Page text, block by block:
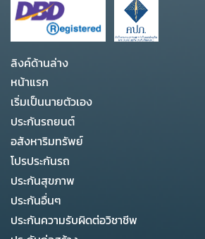
ลิงค์ด้านล่าง
หน้าแรก
เริ่มเป็นนายตัวเอง
ประกันรถยนต์
อสังหาริมทรัพย์
โปรประกันรถ
ประกันสุขภาพ
ประกันอื่นๆ
ประกันความรับผิดต่อวิชาชีพ